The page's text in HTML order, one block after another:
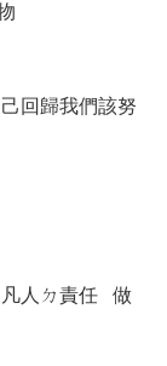
回歸我們該努
人ㄉ責任 做